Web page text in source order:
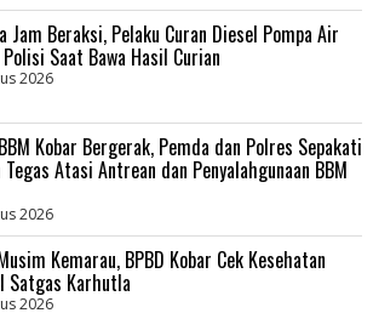
Jam Beraksi, Pelaku Curan Diesel Pompa Air
Saat Bawa Hasil Curian
2026
Kobar Bergerak, Pemda dan Polres Sepakati
Tegas Atasi Antrean dan Penyalahgunaan BBM
2026
Kemarau, BPBD Kobar Cek Kesehatan
Satgas Karhutla
2026